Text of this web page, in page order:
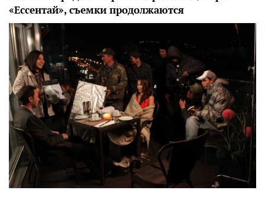
«Ессентай», съемки продолжаются